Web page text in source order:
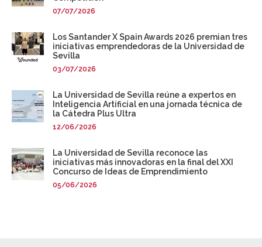
07/07/2026
Los Santander X Spain Awards 2026 premian tres
iniciativas emprendedoras de la Universidad de
Sevilla
03/07/2026
La Universidad de Sevilla reúne a expertos en
Inteligencia Artificial en una jornada técnica de
la Cátedra Plus Ultra
12/06/2026
La Universidad de Sevilla reconoce las
iniciativas más innovadoras en la final del XXI
Concurso de Ideas de Emprendimiento
05/06/2026